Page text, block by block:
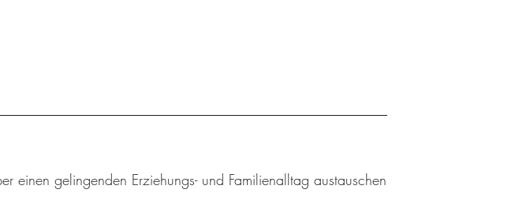
einen gelingenden Erziehungs- und Familienalltag austauschen